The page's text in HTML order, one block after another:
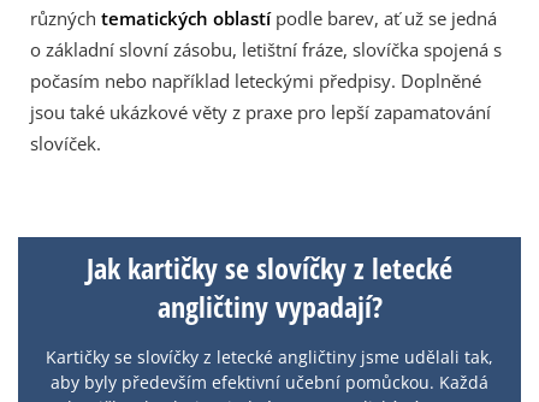
různých tematických oblastípodle barev, ať už se jedná
o základní slovní zásobu, letištní fráze, slovíčka spojená s
počasím nebo například leteckými předpisy. Doplněné
jsou také ukázkové věty z praxe pro lepší zapamatování
slovíček.
Jak kartičky se slovíčky z letecké
angličtiny vypadají?
Kartičky se slovíčky z letecké angličtiny jsme udělali tak,
aby byly především efektivní učební pomůckou. Každá